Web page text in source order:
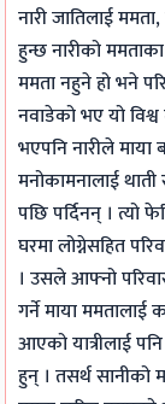
नारी जातिलाई
हुन्छ नारीको
ममता नहुने हो भने
नवाडेको भए यो
भएपनि नारीले
मनोकामनालाई
पछि पर्दिनन् । त्यो
घरमा लोग्नेसहित
। उसले आफ्नो
गर्ने माया
आएको यात्रीलाई
हुन् । तसर्थ